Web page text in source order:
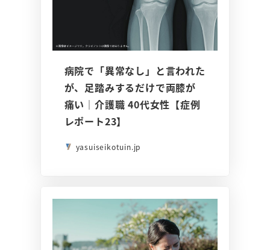
病院で「異常なし」と言われた
が、足踏みするだけで両膝が
痛い｜介護職 40代女性【症例
レポート23】
yasuiseikotuin.jp